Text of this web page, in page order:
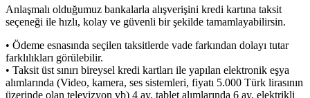
Anlaşmalı olduğumuz bankalarla alışverişini kredi kartına taksit
seçeneği ile hızlı, kolay ve güvenli bir şekilde tamamlayabilirsin.
• Ödeme esnasında seçilen taksitlerde vade farkından dolayı tutar
farklılıkları görülebilir.
• Taksit üst sınırı bireysel kredi kartları ile yapılan elektronik eşya
alımlarında (Video, kamera, ses sistemleri, fiyatı 5.000 Türk lirasının
üzerinde olan televizyon vb) 4 ay, tablet alımlarında 6 ay, elektrikli